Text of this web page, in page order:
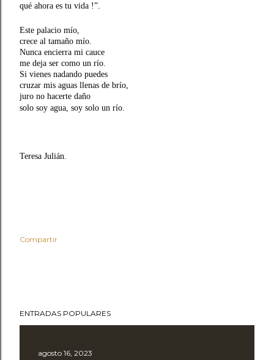
qué ahora es tu vida !”.
Este palacio mío,
crece al tamaño mío.
Nunca encierra mi cauce
me deja ser como un río.
Si vienes nadando puedes
cruzar mis aguas llenas de brío,
juro no hacerte daño
solo soy agua, soy solo un río.
Teresa Julián.
Compartir
ENTRADAS POPULARES
agosto 16, 2023